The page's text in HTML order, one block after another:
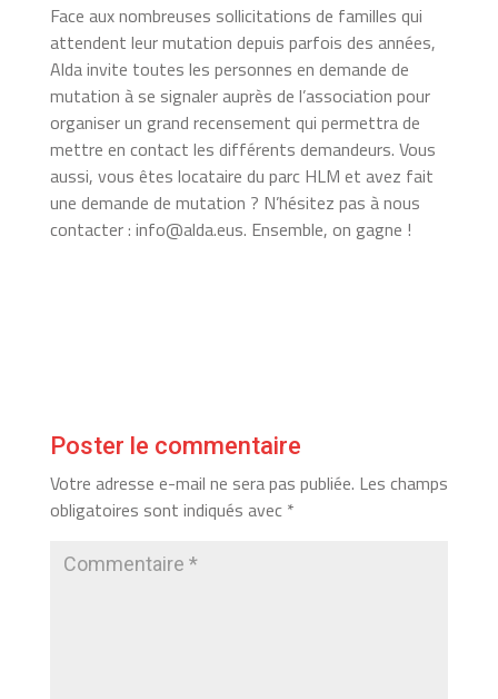
Face aux nombreuses sollicitations de familles qui
attendent leur mutation depuis parfois des années,
Alda invite toutes les personnes en demande de
mutation à se signaler auprès de l’association pour
organiser un grand recensement qui permettra de
mettre en contact les différents demandeurs. Vous
aussi, vous êtes locataire du parc HLM et avez fait
une demande de mutation ? N’hésitez pas à nous
contacter : info@alda.eus. Ensemble, on gagne !
Poster le commentaire
Votre adresse e-mail ne sera pas publiée. Les champs
obligatoires sont indiqués avec *